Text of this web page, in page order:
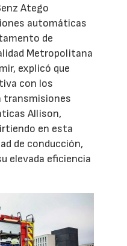
Atego
automáticas
de
Metropolitana
explicó que
con los
transmisiones
Allison,
en esta
de conducción,
elevada eficiencia